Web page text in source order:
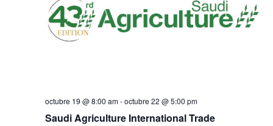
Saudi Agriculture International Trade
octubre 19 @ 8:00 am-octubre 22 @ 5:00 pm